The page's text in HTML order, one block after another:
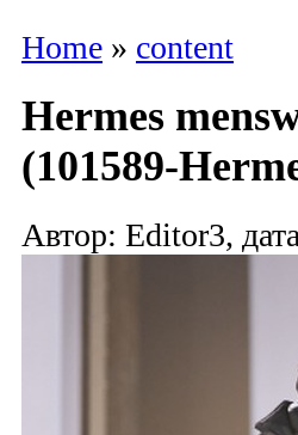
Home » content
Hermes
(101589-
Автор: Editor3,